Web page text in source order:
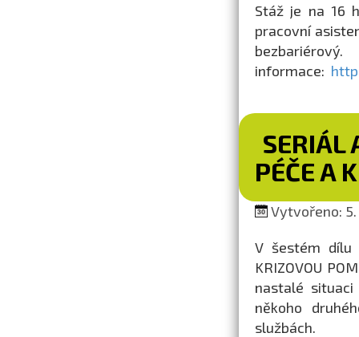
Stáž je na 16
pracovní
informace:
SERIÁL
PÉČE A
Vytvořeno: 5.
V šestém dílu
KRIZOVOU
nastalé
někoho
službách.